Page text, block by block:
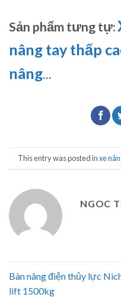
Sản phẩm tưng tự:
nâng tay thấp
nâng…
This entry was posted inxe
NGOC
Bàn nâng điện thủy lực
lift 1500kg